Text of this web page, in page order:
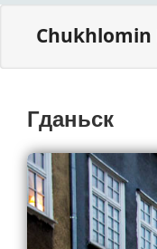
Chukhlomin
Гданьск